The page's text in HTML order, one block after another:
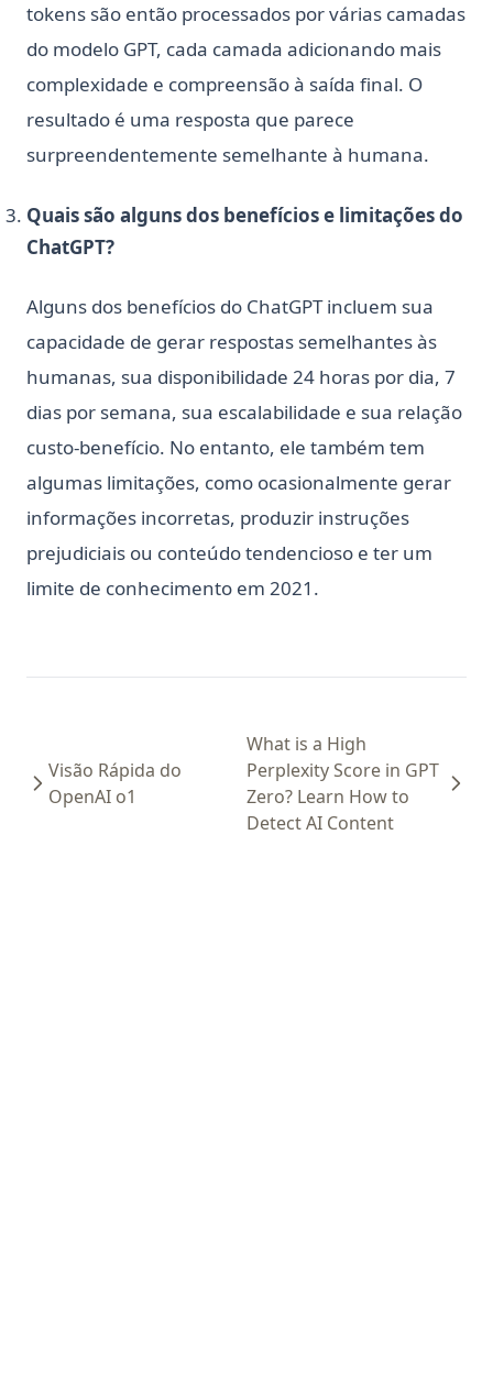
tokens são então processados por várias camadas
do modelo GPT, cada camada adicionando mais
complexidade e compreensão à saída final. O
resultado é uma resposta que parece
surpreendentemente semelhante à humana.
Quais são alguns dos benefícios e limitações do
ChatGPT?
Alguns dos benefícios do ChatGPT incluem sua
capacidade de gerar respostas semelhantes às
humanas, sua disponibilidade 24 horas por dia, 7
dias por semana, sua escalabilidade e sua relação
custo-benefício. No entanto, ele também tem
algumas limitações, como ocasionalmente gerar
informações incorretas, produzir instruções
prejudiciais ou conteúdo tendencioso e ter um
limite de conhecimento em 2021.
Visão Rápida do
OpenAI o1
What is a High
Perplexity Score in GPT
Zero? Learn How to
Detect AI Content